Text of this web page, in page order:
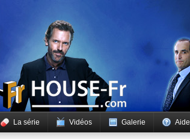
La série Vidéos Galerie Aide